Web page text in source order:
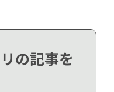
の記事を